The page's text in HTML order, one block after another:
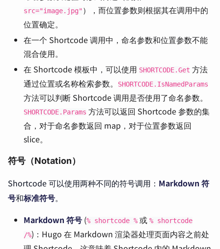
src="image.jpg"），而位置参数则根据其在调用中的
位置确定。
在一个 Shortcode 调用中，命名参数和位置参数不能
混合使用。
在 Shortcode 模板中，可以使用 SHORTCODE.Get 方法
通过位置或名称检索参数。
SHORTCODE.IsNamedParams
方法可以判断 Shortcode 调用是否使用了命名参数。
SHORTCODE.Params 方法可以返回 Shortcode 参数的集
合，对于命名参数返回 map，对于位置参数返回
slice。
符号（Notation）
Shortcode 可以使用两种不同的符号调用： Markdown 符
号和标准符号。
Markdown 符号 (% shortcode % 或 % shortcode
/%)：Hugo 在 Markdown 渲染器处理页面内容之前处